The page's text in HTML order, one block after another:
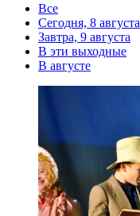
Все
Сегодня, 8 августа
Завтра, 9 августа
В эти выходные
В августе